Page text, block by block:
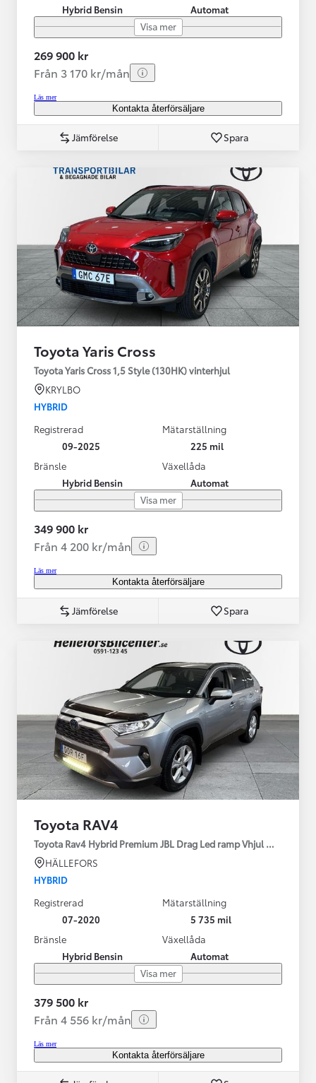
Hybrid Bensin
Automat
Visa mer
269 900 kr
Från 3 170 kr/mån
Läs mer
Kontakta återförsäljare
Jämförelse Spara
Toyota Yaris Cross
Toyota Yaris Cross 1,5 Style (130HK) vinterhjul
KRYLBO
HYBRID
Registrerad
09-2025
Mätarställning
225 mil
Bränsle
Hybrid Bensin
Växellåda
Automat
Visa mer
349 900 kr
Från 4 200 kr/mån
Läs mer
Kontakta återförsäljare
Jämförelse Spara
Toyota RAV4
Toyota Rav4 Hybrid Premium JBL Drag Led ramp Vhjul motorv
HÄLLEFORS
HYBRID
Registrerad
07-2020
Mätarställning
5 735 mil
Bränsle
Hybrid Bensin
Växellåda
Automat
Visa mer
379 500 kr
Från 4 556 kr/mån
Läs mer
Kontakta återförsäljare